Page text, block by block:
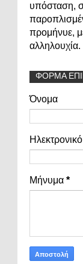
υπόσταση,
προμήνυε,
αλληλουχία.
ΦΟΡΜΑ
Όνομα
Μήνυμα *